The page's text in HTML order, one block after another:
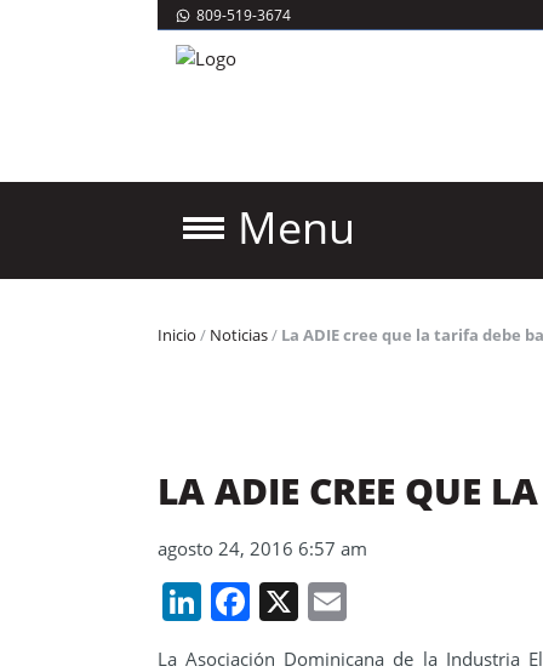
809-519-3674
Menu
Inicio / Noticias/ La ADIE cree que la tarifa debe
LA ADIE CREE QUE
agosto 24, 2016 6:57 am
LinkedIn
Facebook
X
La Asociación Dominicana de la Industria